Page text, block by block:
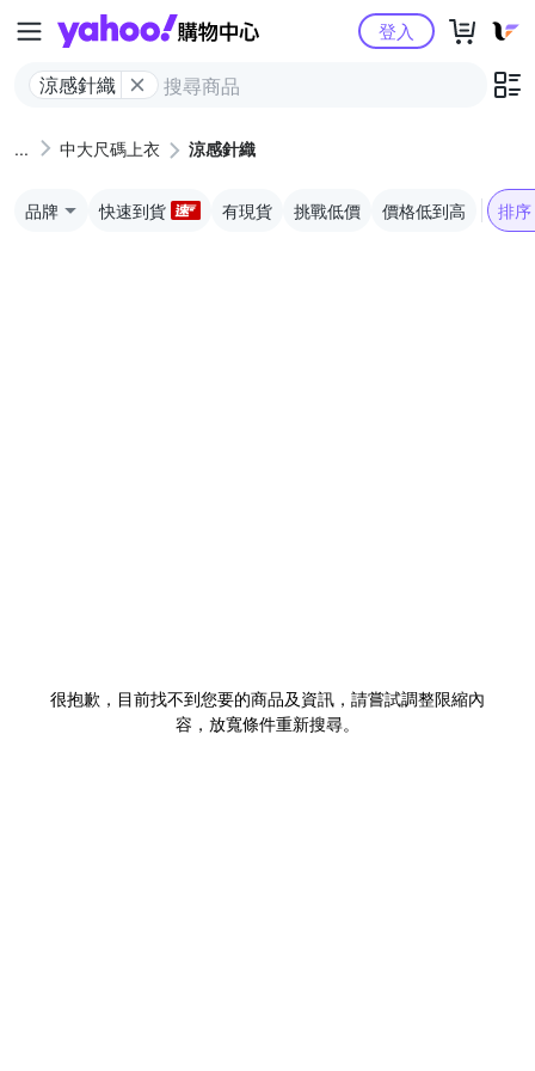
Yahoo購物中心
涼感針織
登入
中大尺碼上衣 涼感針織
品牌 快速到貨 有現貨 挑戰低價 價格低到高 排序
很抱歉，目前找不到您要的商品及資訊，請嘗試調整限縮內
容，放寬條件重新搜尋。